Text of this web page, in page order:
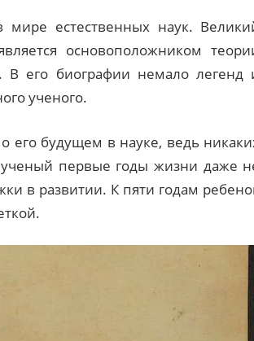
естественных наук.
основоположником
В его биографии немало легенд
ученого.
его будущем в науке, ведь
первые годы жизни даже
в развитии. К пяти годам